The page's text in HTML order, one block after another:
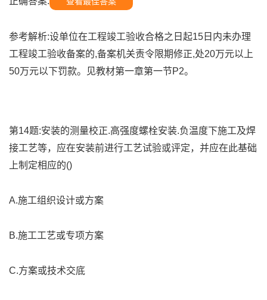
参考解析:设单位在工程竣工验收合格之日起15日内未办理
工程竣工验收备案的,备案机关责令限期修正,处20万元以上
50万元以下罚款。见教材第一章第一节P2。
第14题:安装的测量校正.高强度螺栓安装.负温度下施工及焊
接工艺等，应在安装前进行工艺试验或评定，并应在此基础
上制定相应的()
A.施工组织设计或方案
B.施工工艺或专项方案
C.方案或技术交底